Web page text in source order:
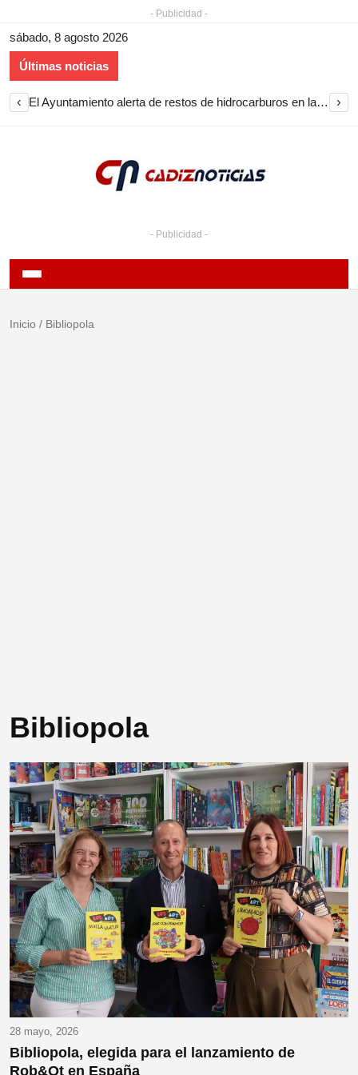
- Publicidad -
sábado, 8 agosto 2026
Últimas noticias
‹ El Ayuntamiento alerta de restos de hidrocarburos en la playa de Puente Mayorga ›
- Publicidad -
Inicio / Bibliopola
Bibliopola
28 mayo, 2026
Bibliopola, elegida para el lanzamiento de
Rob&Ot en España